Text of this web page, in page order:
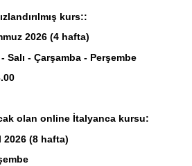
kurs::
2026 (4 hafta)
Salı - Çarşamba - Perşembe
olan online İtalyanca kursu:
2026 (8 hafta)